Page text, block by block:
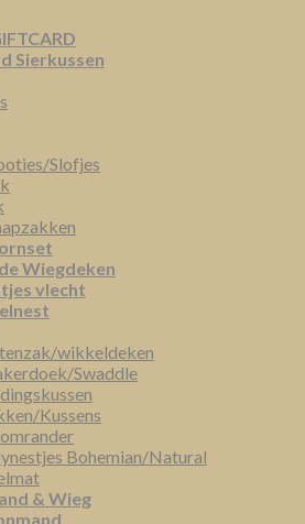
Sierkussen
Slofjes
Wiegdeken
vlecht
wikkeldeken
Swaddle
Kussens
Bohemian/Natural
& Wieg